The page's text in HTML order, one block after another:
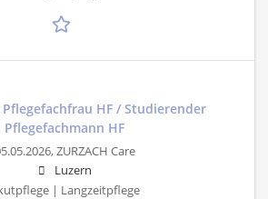
HF / Studierender
Pflegefachmann HF
ZURZACH Care
Luzern
| Langzeitpflege